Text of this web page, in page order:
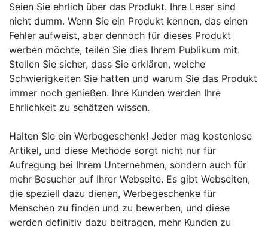
Seien Sie ehrlich über das Produkt. Ihre Leser sind
nicht dumm. Wenn Sie ein Produkt kennen, das einen
Fehler aufweist, aber dennoch für dieses Produkt
werben möchte, teilen Sie dies Ihrem Publikum mit.
Stellen Sie sicher, dass Sie erklären, welche
Schwierigkeiten Sie hatten und warum Sie das Produkt
immer noch genießen. Ihre Kunden werden Ihre
Ehrlichkeit zu schätzen wissen.
Halten Sie ein Werbegeschenk! Jeder mag kostenlose
Artikel, und diese Methode sorgt nicht nur für
Aufregung bei Ihrem Unternehmen, sondern auch für
mehr Besucher auf Ihrer Webseite. Es gibt Webseiten,
die speziell dazu dienen, Werbegeschenke für
Menschen zu finden und zu bewerben, und diese
werden definitiv dazu beitragen, mehr Kunden zu